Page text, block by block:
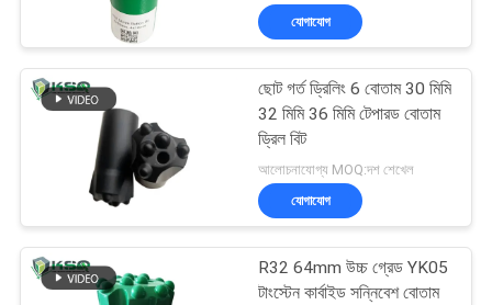
যোগাযোগ
ছোট গর্ত ড্রিলিং 6 বোতাম 30 মিমি
32 মিমি 36 মিমি টেপারড বোতাম
ড্রিল বিট
আলোচনাযোগ্য MOQ:দশ শেখেল
যোগাযোগ
R32 64mm উচ্চ গ্রেড YK05
টাংস্টেন কার্বাইড সন্নিবেশ বোতাম